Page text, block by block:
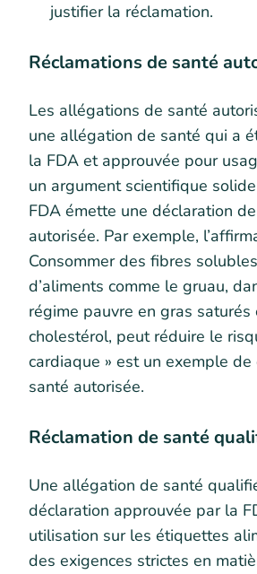
justifier la réclamation.
Réclamations de santé
Les allégations de santé
une allégation de santé qui a
la FDA et approuvée pour
un argument scientifique
FDA émette une déclaration
autorisée. Par exemple,
Consommer des fibres
d’aliments comme le gruau,
régime pauvre en gras saturés
cholestérol, peut réduire le
cardiaque » est un exemple
santé autorisée.
Réclamation de santé
Une allégation de santé
déclaration approuvée par la
utilisation sur les étiquettes
des exigences strictes en